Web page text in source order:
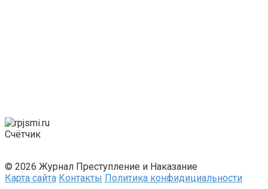
Счётчик
© 2026 Журнал Преступление и Наказание
Карта сайта Контакты Политика конфидициальности